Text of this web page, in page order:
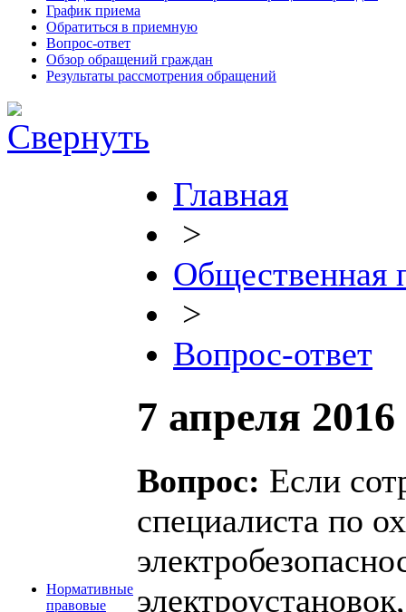
График приема
Обратиться в приемную
Вопрос-ответ
Обзор обращений граждан
Результаты рассмотрения обращений
Нормативные
правовые
Главная
>
Общественная
>
Вопрос-ответ
7 апреля 2016
Вопрос: Если
специалиста по